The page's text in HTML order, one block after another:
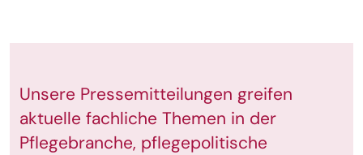
Unsere Pressemitteilungen greifen
aktuelle fachliche Themen in der
Pflegebranche, pflegepolitische